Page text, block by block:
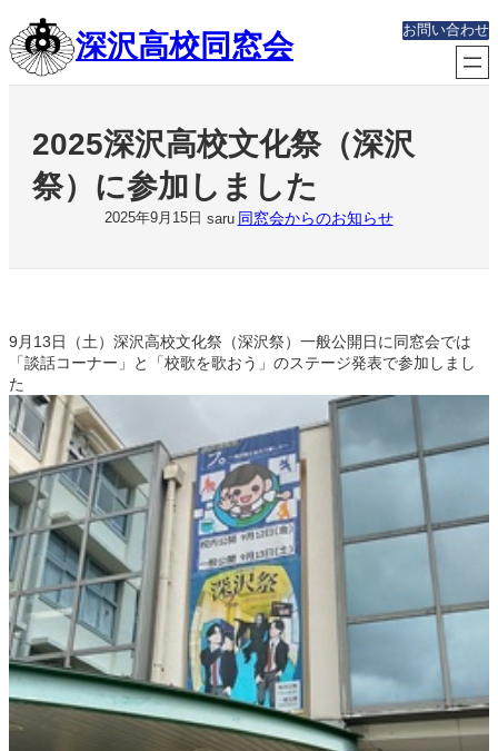
容
を
ス
深沢高校同窓会 お問い合わせ
2025深沢高校文化祭（深沢
祭）に参加しました
2025年9月15日 saru 同窓会からのお知らせ
9月13日（土）深沢高校文化祭（深沢祭）一般公開日に同窓会では
「談話コーナー」と「校歌を歌おう」のステージ発表で参加しまし
た